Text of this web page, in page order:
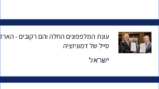
עונת המלפפונים החלה והם רקובים -
סייל של דמוניזציה
ישראל